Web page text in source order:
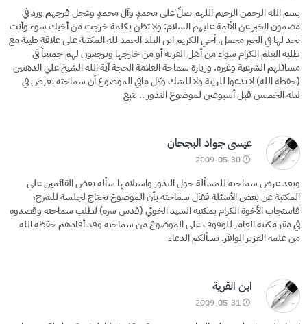
بسم الله الرحمن الرحيم اللهم صلِّ على محمدٍ وآل محمدٍ وعجل فرجهم ورد في
مضمون الخبر عن الأئمة عليهم السلام: ولا تظن بكلمة خرجت من أخيك سوء وأنت
تجد لها في الخير محمل. أخي الكريم ابن البلد الحمد لله المكتبة على علاقة طيبة مع
طلبة العلم الكرام سواء من أهل القرية أو من خارجها ويرجعون لهم جميعاً في
مسائلهم الشرعية وغيره. وزيارة سماحة العلامة الحجة آية الله الشيخ علي الدهنين
(حفظه الله) لا تدعوا للريبة ولا للشك وكل مافي الموضوع أن سماحته تعرض في
ليلة الخميس قبل أسبوعين لموضوع النذور .. يتبع
عيسى جواد البجحان
2009-05-30
وبعد عرض سماحته للمسألة حول النذور واستلامها سأله بعض القائمين على
المكتبة عن بعض الأسئلة فقال سماحته بأن الموضوع يحتاج لجلسة للشرح،
فاستجاب الأخوة الكرام بمكتبة السيد الخوئي (قدس سره) لطلب سماحته وقصدوه
في مقر مكتبه العامر للوقوف على الموضوع من سماحته وقد أفادهم حفظه الله
من علمه الغزير الوافر. نسألكم الدعاء
ابن القرية
2009-05-31